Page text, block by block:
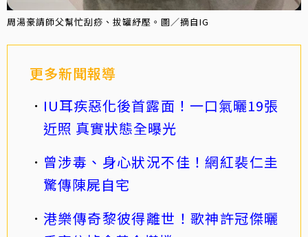
周湯豪請師父幫忙刮痧、拔罐紓壓。圖／摘自IG
更多新聞報導
IU耳疾惡化後首露面！一口氣曬19張
近照 真實狀態全曝光
曾涉毒、身心狀況不佳！網紅裴仁圭
驚傳陳屍自宅
港樂傳奇黎彼得離世！歌神許冠傑曬